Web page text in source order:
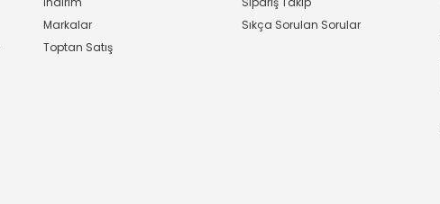
Markalar
Toptan Satış
Sıkça Sorulan Sorular